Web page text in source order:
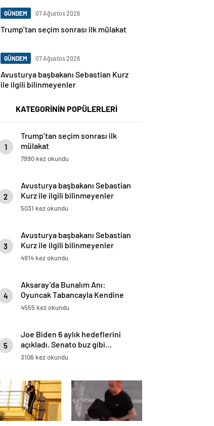
GÜNDEM 07 Ağustos 2026
Trump’tan seçim sonrası ilk mülakat
GÜNDEM 07 Ağustos 2026
Avusturya başbakanı Sebastian Kurz
ile ilgili bilinmeyenler
KATEGORİNİN POPÜLERLERİ
1
Trump’tan seçim sonrası ilk
mülakat
7990 kez okundu
2
Avusturya başbakanı Sebastian
Kurz ile ilgili bilinmeyenler
5031 kez okundu
3
Avusturya başbakanı Sebastian
Kurz ile ilgili bilinmeyenler
4914 kez okundu
4
Aksaray’da Bunalım Anı:
Oyuncak Tabancayla Kendine
Zarar Vermeye Çalıştı
4555 kez okundu
5
Joe Biden 6 aylık hedeflerini
açıkladı. Senato buz gibi…
3106 kez okundu